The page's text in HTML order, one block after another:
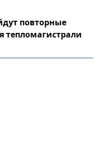
повторные
тепломагистрали